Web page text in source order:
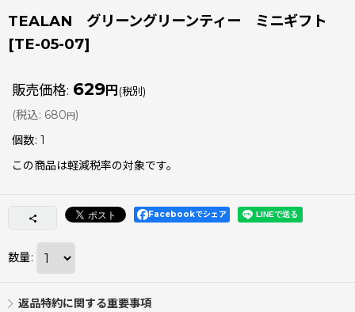
TEALAN グリーングリーンティー ミニギフト
[TE-05-07]
販売価格: 629円 (税別)
(税込: 680円)
個数: 1
この商品は軽減税率の対象です。
Facebookでシェア
数量:
返品特約に関する重要事項